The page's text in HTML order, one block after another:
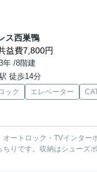
ス西巣鴨
益費7,800円
年 /8階建
徒歩14分
ック エレベーター
オートロック・TVインター
ちりです。収納はシューズ